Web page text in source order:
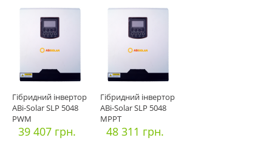
Гібридний інвертор
ABi-Solar SLP 5048
PWM
39 407 грн.
Гібридний інвертор
ABi-Solar SLP 5048
MPPT
48 311 грн.